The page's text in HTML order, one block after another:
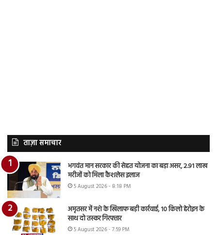
ताज़ा समाचार
भगवंत मान सरकार की सेहत योजना का बड़ा असर, 2.91 लाख
मरीजों को मिला कैशलेस इलाज
5 August 2026 - 8:18 PM
अमृतसर में नशे के खिलाफ बड़ी कार्रवाई, 10 किलो हेरोइन के
साथ दो तस्कर गिरफ्तार
5 August 2026 - 7:59 PM